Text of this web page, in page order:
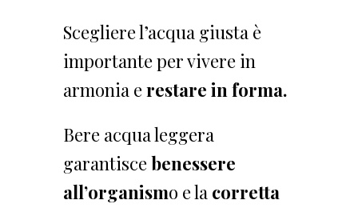
Scegliere l’acqua giusta è
importante per vivere in
armonia e restare in forma.
Bere acqua leggera
garantisce benessere
all’organismo e la corretta